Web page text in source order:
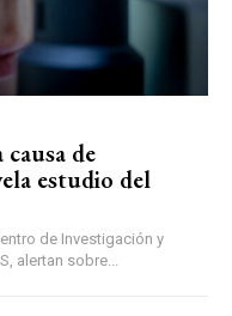
de
estudio del
de Investigación y
alertan sobre...